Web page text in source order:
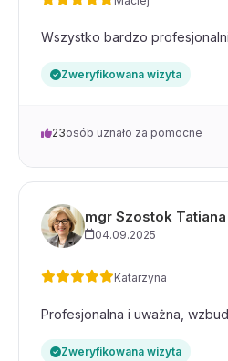
Wszystko bardzo
Zweryfikowana wizyta
23osób uznało za pomocne
mgr Szostok Tatiana
04.09.2025
Katarzyna
Profesjonalna i uważna,
Zweryfikowana wizyta